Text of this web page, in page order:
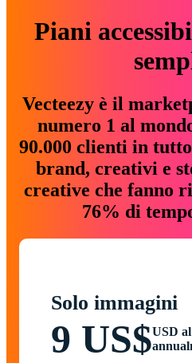
Piani
Vecteezy è il
numero 1 al
90.000 clienti in
brand, creativi e
creative che fanno
76% di
Solo immagini
9 US$USD